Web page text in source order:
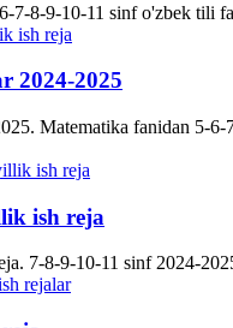
7-8-9-10-11 sinf o'zbek tili
2024-2025
Matematika fanidan 5-
ish reja
7-8-9-10-11 sinf 2024-